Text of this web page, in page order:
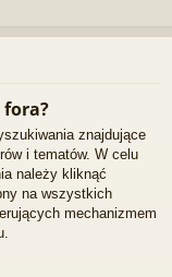
fora?
znajdujące
i tematów. W celu
należy kliknąć
na wszystkich
mechanizmem